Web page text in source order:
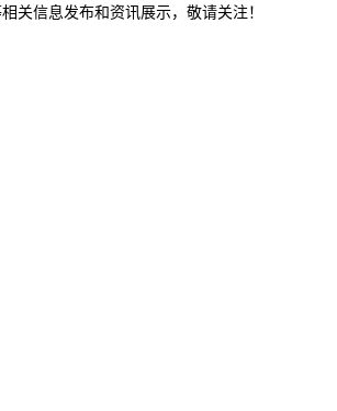
关信息发布和资讯展示，敬请关注！